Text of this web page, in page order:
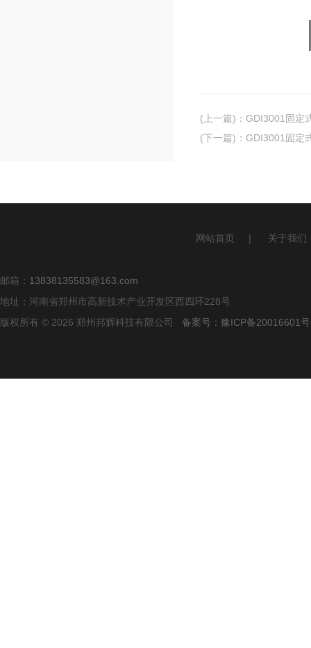
(上一篇) ： GDI3001固定
(下一篇) ： GDI3001固定
网站首页 | 关于我们
邮箱： 13838135583@163.com
地址：河南省郑州市高新技术产业开发区西四环228号
版权所有 © 2026 郑州邦辉科技有限公司 备案号：豫ICP备20016601